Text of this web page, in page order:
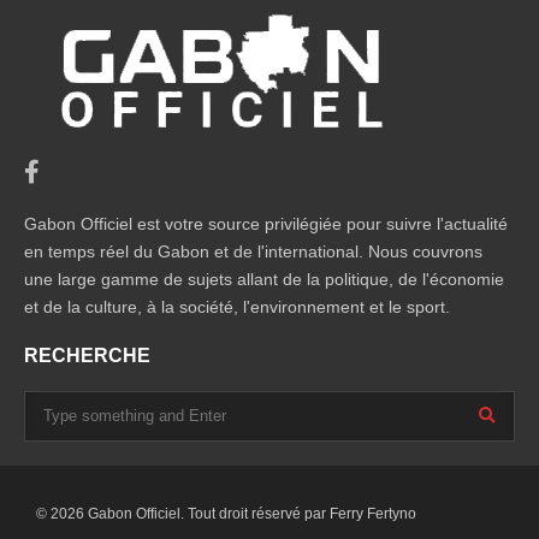
Gabon Officiel est votre source privilégiée pour suivre l'actualité
en temps réel du Gabon et de l'international. Nous couvrons
une large gamme de sujets allant de la politique, de l'économie
et de la culture, à la société, l'environnement et le sport.
RECHERCHE
© 2026 Gabon Officiel. Tout droit réservé par Ferry Fertyno